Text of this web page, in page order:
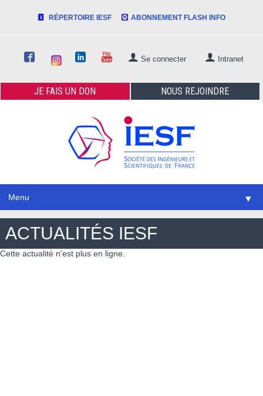
RÉPERTOIRE IESF ABONNEMENT FLASH INFO
Se connecter Intranet
JE FAISUN DON NOUS REJOINDRE
Menu ▼
ACTUALITÉS IESF
Cette actualité n'est plus en ligne.